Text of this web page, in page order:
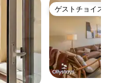
ゲストチョイス
ゲストチョイス